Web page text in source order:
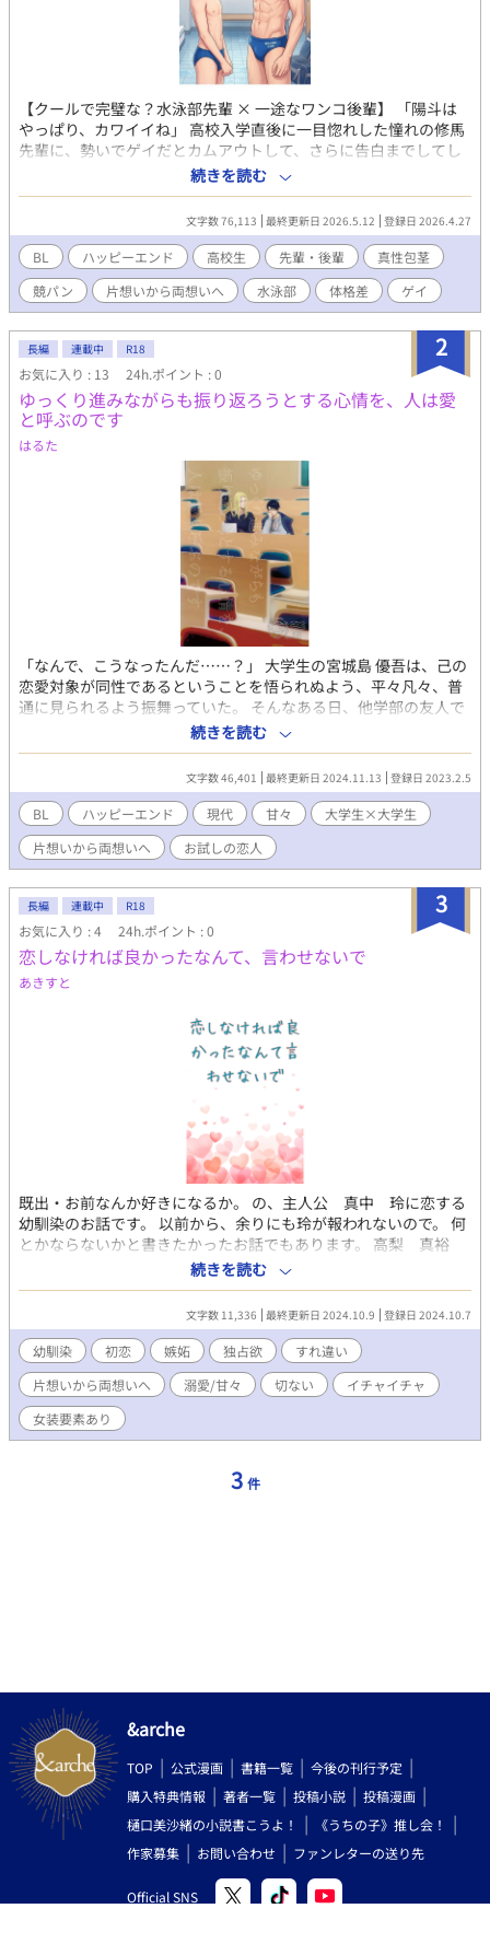
【クールで完璧な？水泳部先輩 × 一途なワンコ後輩】 「陽斗は
やっぱり、カワイイね」 高校入学直後に一目惚れした憧れの修馬
先輩に、勢いでゲイだとカムアウトして、さらに告白までしてし
まった。 フラれた。……はずなのに。 先輩は、俺が裸のままでく
っついても、勃起したまま抱きついても、優しく笑って俺の頭を
撫でるんだ。 先輩が履く極小Vパンの理由。 コンプレックスをさ
らけ出す、先輩の危ういナルシシズム。 「叶わない片想い」をし
ていると言う先輩を、俺はどうしたって諦めきれない。 自分のも
のにしたい。その小さなちんこも、誰にも言えない秘密の性癖
も。 全裸で肩を並べる、高校生水泳部員のモダモダ青春BL。
【更新情報】 ※高校生時代の「初恋編」は完結しましたので、最
後までお楽しみいただけます（2026/5/12 10:00）。 ※ハッピー
エンド確約！ ※大人になった二人の「ゲイビーチ編」も近日公開
予定です！ぜひ、お気に入り登録をお願いします。 【登場人物】
☆本村陽斗（もとむらはると） 一人称：俺 セクシャリテ
ィ：ゲイ ●体格 《初恋編（15歳）》 155cm 47kg ●陰
茎 《初恋編（15歳）》 平常６cm MAX10.5cm φ2.7cm 真性
包茎 まだほとんど無毛（生えたのは高１の終わり） ●誕生
日 12月24日（山羊座） ●血液型 Ｏ型 ●性格 根は陽キャで
コミュ力も高い。 嘘を付けない素直な性格だが、それゆえ口
を滑らすこともよくある。 ●家族構成 父子家庭の一人っ
子。父は大手自動車メーカーの技術者 ●高校入学前の設定 幼い
頃から素直な性格で、すくすくと育っていた。陽斗が中２の時
に、母親の浮気が原因で両親が離婚。母親がキツい性格であった
ため、陽斗はもともと父親の方が好きだった。最後は陽斗の希望
で、親権は父親が得た。 ☆松井田修馬（まついだしゅうま）
一人称：僕 ●体格 《初恋編（16～17歳）》 173cm
66kg ●陰茎 《初恋編（16～17歳）》 平常2cm
MAX7.2cm φ2cm 真性包茎 ●誕生日 9月18日（乙女座） ●血
液型 Ａ型 ●性格 根は陰キャで、基本は寡黙。親しくなると結
構しゃべる ●家族構成 父・母・弟の蒼馬（５歳下）。父は税
理士。母は化粧品会社勤務
続きを読む
文字数 76,113 最終更新日 2026.5.12 登録日 2026.4.27
BL ハッピーエンド 高校生 先輩・後輩
真性包茎
競パン
片想いから両想いへ 水泳部 体格差 ゲイ
2
長編 連載中 R18
お気に入り : 13 24h.ポイント : 0
ゆっくり進みながらも振り返ろうとする心情を、人は愛
と呼ぶのです
はるた
「なんで、こうなったんだ……？」 大学生の宮城島 優吾は、己の
恋愛対象が同性であるということを悟られぬよう、平々凡々、普
通に見られるよう振舞っていた。 そんなある日、他学部の友人で
ある皇 謙（通称ケイン）から告白されてしまう。 まさか己のセク
シャリティがバレたのかと焦るが、どうやらケインはそうではな
く、男を好きになったのは 初めてらしい。一時の気の迷いだと思
いつつも、彼を利用する形で付き合うことにした優吾。 しかし、
次第にケインの真っ直ぐな感情に、 優吾の心情も変化してい
き……。
続きを読む
文字数 46,401 最終更新日 2024.11.13 登録日 2023.2.5
BL ハッピーエンド 現代 甘々
大学生×大学生
片想いから両想いへ
お試しの恋人
3
長編 連載中 R18
お気に入り : 4 24h.ポイント : 0
恋しなければ良かったなんて、言わせないで
あきすと
既出・お前なんか好きになるか。 の、主人公 真中 玲に恋する
幼馴染のお話です。 以前から、余りにも玲が報われないので。 何
とかならないかと書きたかったお話でもあります。 高梨 真裕
（１８） 身長１６８ｃｍ 幼馴染である玲の事が、いつしか好きに
なっていて 好き避けをしたいのに会うたびに結局惹かれていく。
愛猫と家でまったりするのが好き。 時に、姉のオモチャにされて
いる。 真中 玲（１８） 身長１７９ｃｍ 要領よく、人好きのす
る性格（に見える） 言い寄られる事が多く、お人好しな性格の為
付き合ってしまう事も時にある。 真裕との縁は特別に思ってい
る。 ※玲には一応、体だけの関係の相手が現れたりもするので 苦
手な方はご注意ください
続きを読む
文字数 11,336 最終更新日 2024.10.9 登録日 2024.10.7
幼馴染 初恋 嫉妬 独占欲
すれ違い
片想いから両想いへ
溺愛/甘々 切ない
イチャイチャ
女装要素あり
3 件
&arche
TOP 公式漫画 書籍一覧
今後の刊行予定
購入特典情報
著者一覧 投稿小説
投稿漫画
樋口美沙緒の小説書こうよ！
《うちの子》推し会！
作家募集
お問い合わせ ファンレターの送り先
Official SNS